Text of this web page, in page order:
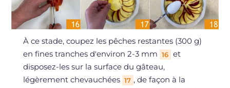
À ce stade, coupez les pêches restantes (300 g)
en fines tranches d'environ 2-3 mm 16 et
disposez-les sur la surface du gâteau,
légèrement chevauchées 17 , de façon à la